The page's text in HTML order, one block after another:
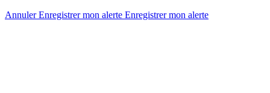
AnnulerEnregistrer mon alerte Enregistrermon alerte